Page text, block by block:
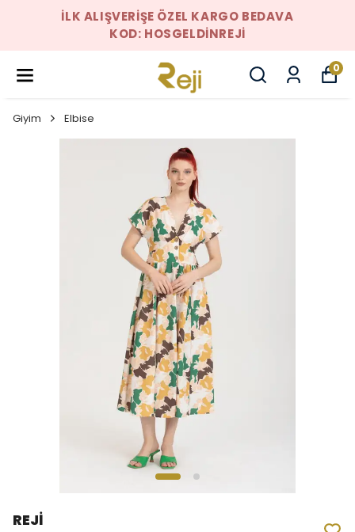
İLK ALIŞVERIŞE ÖZEL KARGO BEDAVA
KOD: HOSGELDINREJI
0
Giyim Elbise
REJİ